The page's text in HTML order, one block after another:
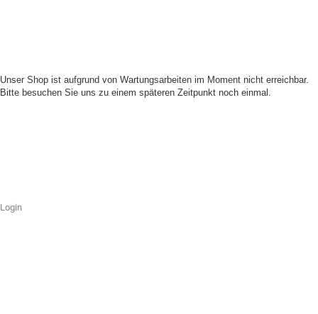
Unser Shop ist aufgrund von Wartungsarbeiten im Moment nicht erreichbar.
Bitte besuchen Sie uns zu einem späteren Zeitpunkt noch einmal.
Login